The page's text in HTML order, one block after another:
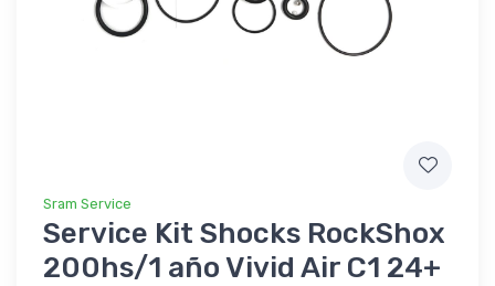
Sram Service
Service Kit Shocks RockShox
200hs/1 año Vivid Air C1 24+